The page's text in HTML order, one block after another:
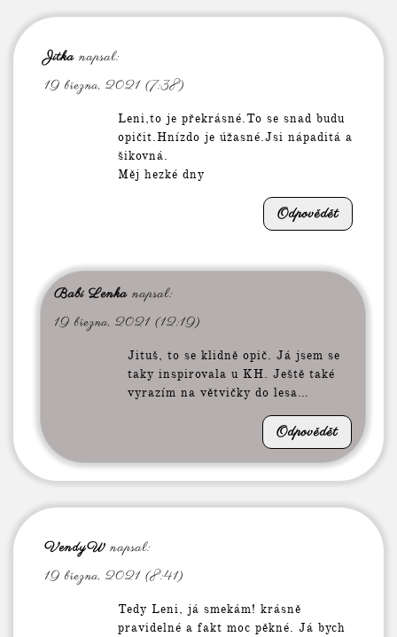
Jitka napsal:
19 března, 2021 (7:38)
Leni,to je překrásné.To se snad budu
opičit.Hnízdo je úžasné.Jsi nápaditá a
šikovná.
Měj hezké dny
Odpovědět
Babi Lenka napsal:
19 března, 2021 (12:19)
Jituš, to se klidně opič. Já jsem se
taky inspirovala u KH. Ještě také
vyrazím na větvičky do lesa…
Odpovědět
VendyW napsal:
19 března, 2021 (8:41)
Tedy Leni, já smekám! krásně
pravidelné a fakt moc pěkné. Já bych